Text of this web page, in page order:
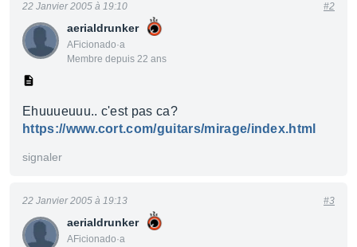
aerialdrunker
AFicionado·a
Membre depuis 22 ans
22 Janvier 2005 à 19:10 #2
Ehuuueuuu.. c'est pas ca?
https://www.cort.com/guitars/mirage/index.html
signaler
aerialdrunker
AFicionado·a
22 Janvier 2005 à 19:13 #3